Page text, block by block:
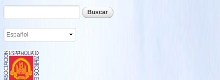
Pasar al
contenido
Formulario de búsqueda
Buscar